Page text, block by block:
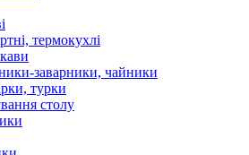
термокухлі
заварники, чайники
турки
столу